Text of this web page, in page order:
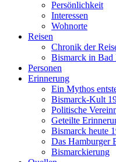
Persönlichkeit
Interessen
Wohnorte
Reisen
Chronik der
Bismarck in Bad
Personen
Erinnerung
Ein Mythos
Bismarck-Kult
Politische
Geteilte
Bismarck heute
Das Hamburger
Bismarckierung